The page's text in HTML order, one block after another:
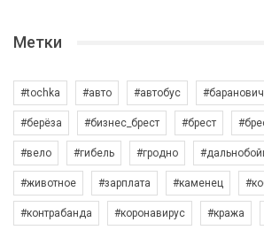
Метки
#tochka #авто #автобус
#берёза #бизнес_брест #брест
#вело #гибель #гродно
#животное #зарплата #каменец
#контрабанда #коронавирус #кража